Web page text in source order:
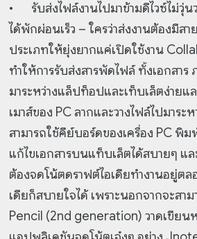
•
รับส่งไฟล์งานไปมาข้ามดีไวซ์ไม่วุ่
ได้พักผ่อนเร็ว – ใครว่าส่งงานต้องมีสา
ประเภทให้ยุ่งยากแค่เปิดใช้งาน
ทำให้การรับส่งสารพัดไฟล์ ทั้งเอกสาร
มาระหว่างแล็ปท็อปและเท็บเล็ตง่ายแ
เมาส์ของ PC ลากและวางไฟล์ไปมาระ
สามารถใช้คีย์บอร์ดของเครื่อง PC พิ
แก้ไขเอกสารบนแท็บเล็ตได้สบายๆ แ
ต้องจดโน้ตดราฟต์ไอเดียทำงานอยู่ตล
เดียก็สบายใจได้ เพราะนอกจากจะสา
Pencil (2nd generation) วาดเขียนห